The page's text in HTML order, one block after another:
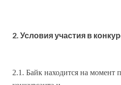
2. Условия участия в
2.1. Байк находится на момент